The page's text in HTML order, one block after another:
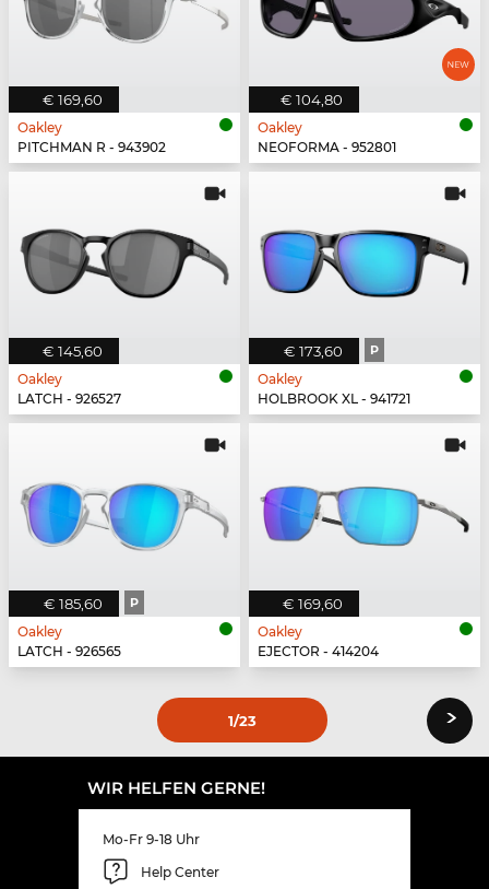
€ 169,60
Oakley
PITCHMAN R - 943902
€ 104,80
Oakley
NEOFORMA - 952801
€ 145,60
Oakley
LATCH - 926527
€ 173,60 P
Oakley
HOLBROOK XL - 941721
€ 185,60 P
Oakley
LATCH - 926565
€ 169,60
Oakley
EJECTOR - 414204
1/23 ›
WIR HELFEN GERNE!
Mo-Fr 9-18 Uhr
Help Center